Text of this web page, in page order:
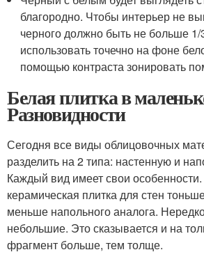
благородно. Чтобы интерьер не
черного должно быть не больше
использовать точечно на фоне
помощью контраста зонировать
Белая плитка в
Разновидности
Сегодня все виды облицовочных
разделить на 2 типа: настенную и
Каждый вид имеет свои
керамическая плитка для стен
меньше напольного аналога.
небольшие. Это сказывается и на
фрагмент больше, тем толще.